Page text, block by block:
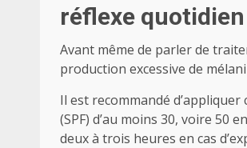
réflexe quotidien
Avant même de parler de
production excessive de
Il est recommandé
(SPF) d’au moins 30, voire
deux à trois heures en cas